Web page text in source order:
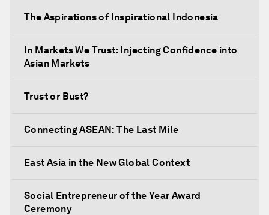
The Aspirations of Inspirational Indonesia
In Markets We Trust: Injecting Confidence into
Asian Markets
Trust or Bust?
Connecting ASEAN: The Last Mile
East Asia in the New Global Context
Social Entrepreneur of the Year Award
Ceremony